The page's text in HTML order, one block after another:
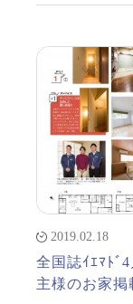
2019.02.18
全国誌ｲｴﾏﾄﾞ
主様のお家掲